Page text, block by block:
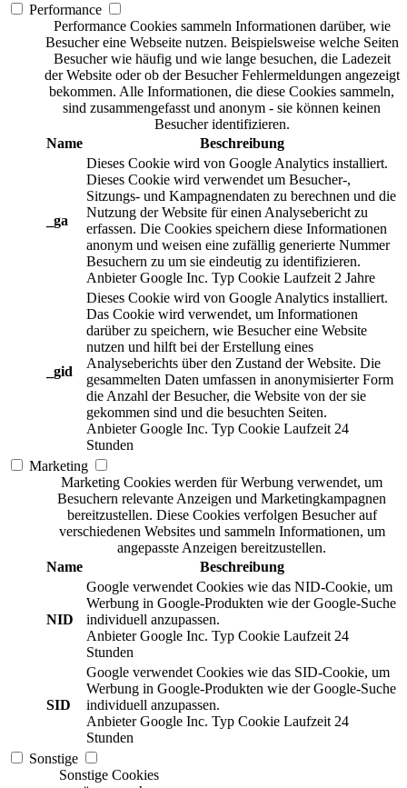
Performance
Performance Cookies sammeln Informationen darüber, wie
Besucher eine Webseite nutzen. Beispielsweise welche Seiten
Besucher wie häufig und wie lange besuchen, die Ladezeit
der Website oder ob der Besucher Fehlermeldungen angezeigt
bekommen. Alle Informationen, die diese Cookies sammeln,
sind zusammengefasst und anonym - sie können keinen
Besucher identifizieren.
Name
Beschreibung
_ga
Dieses Cookie wird von Google Analytics installiert.
Dieses Cookie wird verwendet um Besucher-,
Sitzungs- und Kampagnendaten zu berechnen und die
Nutzung der Website für einen Analysebericht zu
erfassen. Die Cookies speichern diese Informationen
anonym und weisen eine zufällig generierte Nummer
Besuchern zu um sie eindeutig zu identifizieren.
Anbieter Google Inc. Typ Cookie Laufzeit 2 Jahre
_gid
Dieses Cookie wird von Google Analytics installiert.
Das Cookie wird verwendet, um Informationen
darüber zu speichern, wie Besucher eine Website
nutzen und hilft bei der Erstellung eines
Analyseberichts über den Zustand der Website. Die
gesammelten Daten umfassen in anonymisierter Form
die Anzahl der Besucher, die Website von der sie
gekommen sind und die besuchten Seiten.
Anbieter Google Inc. Typ Cookie Laufzeit 24
Stunden
Marketing
Marketing Cookies werden für Werbung verwendet, um
Besuchern relevante Anzeigen und Marketingkampagnen
bereitzustellen. Diese Cookies verfolgen Besucher auf
verschiedenen Websites und sammeln Informationen, um
angepasste Anzeigen bereitzustellen.
Name
Beschreibung
NID
Google verwendet Cookies wie das NID-Cookie, um
Werbung in Google-Produkten wie der Google-Suche
individuell anzupassen.
Anbieter Google Inc. Typ Cookie Laufzeit 24
Stunden
SID
Google verwendet Cookies wie das SID-Cookie, um
Werbung in Google-Produkten wie der Google-Suche
individuell anzupassen.
Anbieter Google Inc. Typ Cookie Laufzeit 24
Stunden
Sonstige
Sonstige Cookies